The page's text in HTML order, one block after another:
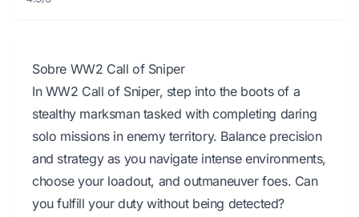
Sobre WW2 Call of Sniper
In WW2 Call of Sniper, step into the boots of a
stealthy marksman tasked with completing daring
solo missions in enemy territory. Balance precision
and strategy as you navigate intense environments,
choose your loadout, and outmaneuver foes. Can
you fulfill your duty without being detected?